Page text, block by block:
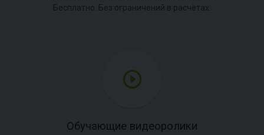
Бесплатно. Без ограничений в расчётах.
Обучающие видеоролики